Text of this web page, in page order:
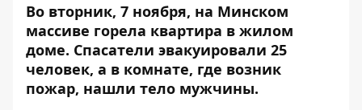
Во вторник, 7 ноября, на Минском
массиве горела квартира в жилом
доме. Спасатели эвакуировали 25
человек, а в комнате, где возник
пожар, нашли тело мужчины.